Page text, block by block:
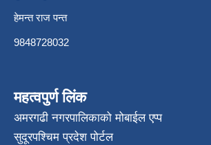
हेमन्त राज पन्त
9848728032
महत्वपुर्ण लिंक
अमरगढी नगरपालिकाको मोबाईल एप्प
सुदूरपश्चिम प्रदेश पोर्टल